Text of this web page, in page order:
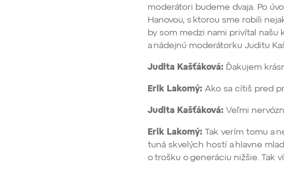
moderátori budeme dvaja. Po
Hanovou, s ktorou sme robili
by som medzi nami privítal našu
a nádejnú moderátorku Juditu
Judita Kašťáková:Ďakujem
Erik Lakomý:Ako sa cítiš pred
Judita Kašťáková:Veľmi
Erik Lakomý:Tak verím tomu a
tuná skvelých hostí a hlavne
o trošku o generáciu nižšie. Tak